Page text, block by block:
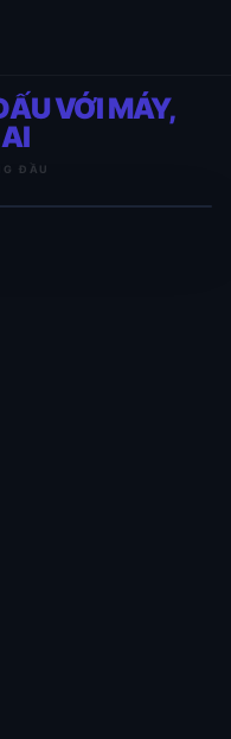
VỚI MÁY,
ĐẦU